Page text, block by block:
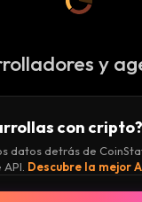
y
con cripto?
datos detrás de
Descubre la mejor